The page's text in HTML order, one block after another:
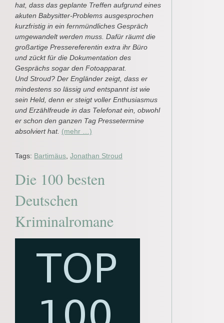
hat, dass das geplante Treffen aufgrund eines
akuten Babysitter-Problems ausgesprochen
kurzfristig in ein fernmündliches Gespräch
umgewandelt werden muss. Dafür räumt die
großartige Pressereferentin extra ihr Büro
und zückt für die Dokumentation des
Gesprächs sogar den Fotoapparat.
Und Stroud? Der Engländer zeigt, dass er
mindestens so lässig und entspannt ist wie
sein Held, denn er steigt voller Enthusiasmus
und Erzählfreude in das Telefonat ein, obwohl
er schon den ganzen Tag Pressetermine
absolviert hat. (mehr …)
Tags: Bartimäus Jonathan Stroud
Die 100 besten
Deutschen
Kriminalromane